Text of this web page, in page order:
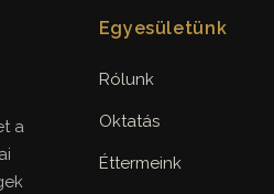
a
Egyesületünk
Rólunk
Oktatás
Éttermeink